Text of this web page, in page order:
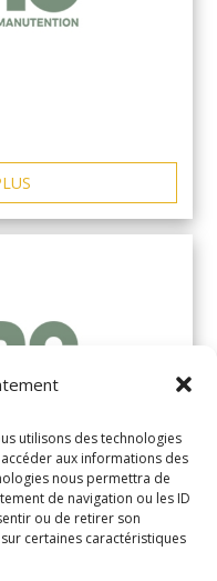
utilisons des technologies
aux informations des
nous permettra de
de navigation ou les ID
ou de retirer son
certaines caractéristiques